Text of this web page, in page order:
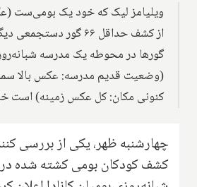
ویلیامز لیک که خود یک ‌بومی‌ست
از کشف حداقل ۶۶ گور
گورها در محوطه یک مدرسه
(وضعیت قدیم مدرسه: عکس بالا
کنونی مکان: کل عکس زمینه) است
چهارشنبه ظهر، یکی از بررسی
کشف کودکان بومی کشته شده